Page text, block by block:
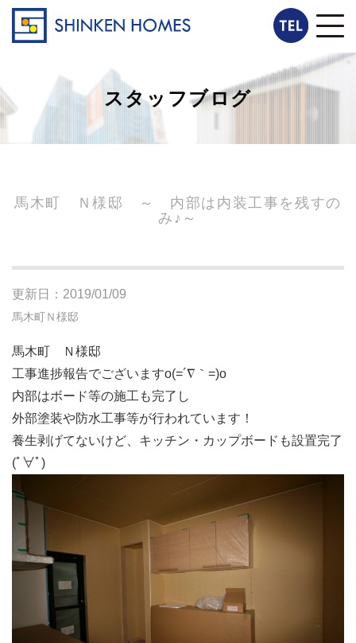
スタッフブログ
馬木町 Ｎ様邸 ～ 内部は内装工事を残すの
み♪～
更新日：2019/01/09
馬木町Ｎ様邸
馬木町 Ｎ様邸
工事進捗報告でございますo(=´∇｀=)o
内部はボード等の施工も完了し
外部塗装や防水工事等が行われています！
養生剥げてないけど、キッチン・カップボードも設置完了
(ﾟ∀ﾟ)